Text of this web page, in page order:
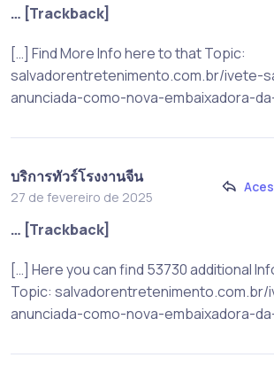
… [Trackback]
[…] Find More Info here to that Topic:
salvadorentretenimento.com.br/ivete-
anunciada-como-nova-embaixadora-
บริการทัวร์โรงงานจีน
27 de fevereiro de 2025
… [Trackback]
[…] Here you can find 53730 additional
Topic:
anunciada-como-nova-embaixadora-